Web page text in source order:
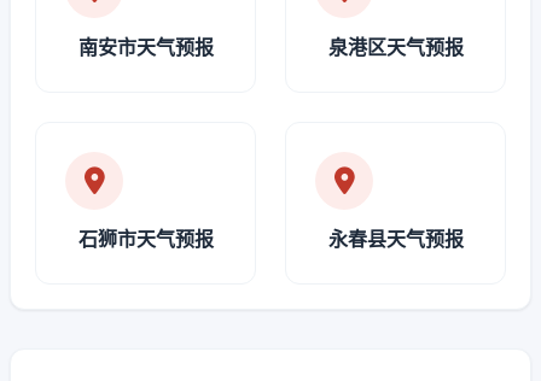
南安市天气预报 泉港区天气预报
石狮市天气预报 永春县天气预报